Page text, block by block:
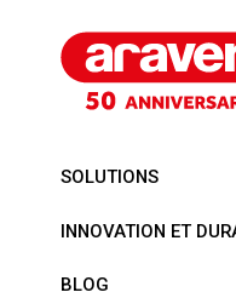
SOLUTIONS
INNOVATION ET
BLOG